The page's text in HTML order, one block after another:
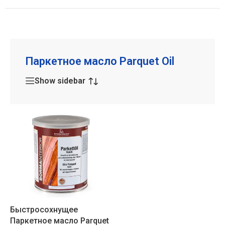
Паркетное масло Parquet Oil
Show sidebar
Быстросохнущее
Паркетное масло Parquet